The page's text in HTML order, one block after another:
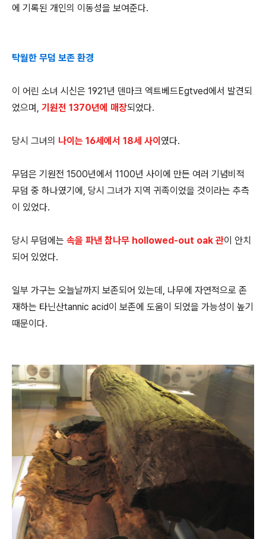
에 기록된 개인의 이동성을 보여준다.
탁월한 무덤 보존 환경
이 어린 소녀 시신은 1921년 덴마크 엑트베드Egtved에서 발견되
었으며, 기원전 1370년에 매장되었다.
당시 그녀의 나이는 16세에서 18세 사이 였다.
무덤은 기원전 1500년에서 1100년 사이에 만든 여러 기념비적
무덤 중 하나였기에, 당시 그녀가 지역 귀족이었을 것이라는 추측
이 있었다.
당시 무덤에는 속을 파낸 참나무 hollowed-out oak 관이 안치
되어 있었다.
일부 가구는 오늘날까지 보존되어 있는데, 나무에 자연적으로 존
재하는 타닌산tannic acid이 보존에 도움이 되었을 가능성이 높기
때문이다.